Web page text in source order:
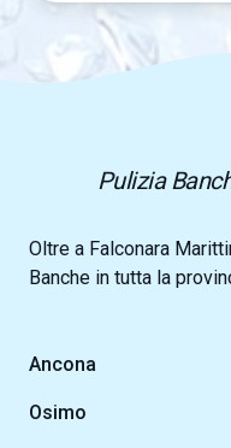
Pulizia
Oltre a Falconara
Banche in tutta la
Ancona
Osimo